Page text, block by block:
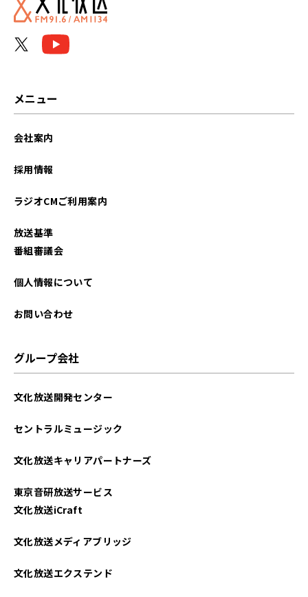
メニュー
会社案内
採用情報
ラジオCMご利用案内
放送基準
番組審議会
個人情報について
お問い合わせ
グループ会社
文化放送開発センター
セントラルミュージック
文化放送キャリアパートナーズ
東京音研放送サービス
文化放送iCraft
文化放送メディアブリッジ
文化放送エクステンド